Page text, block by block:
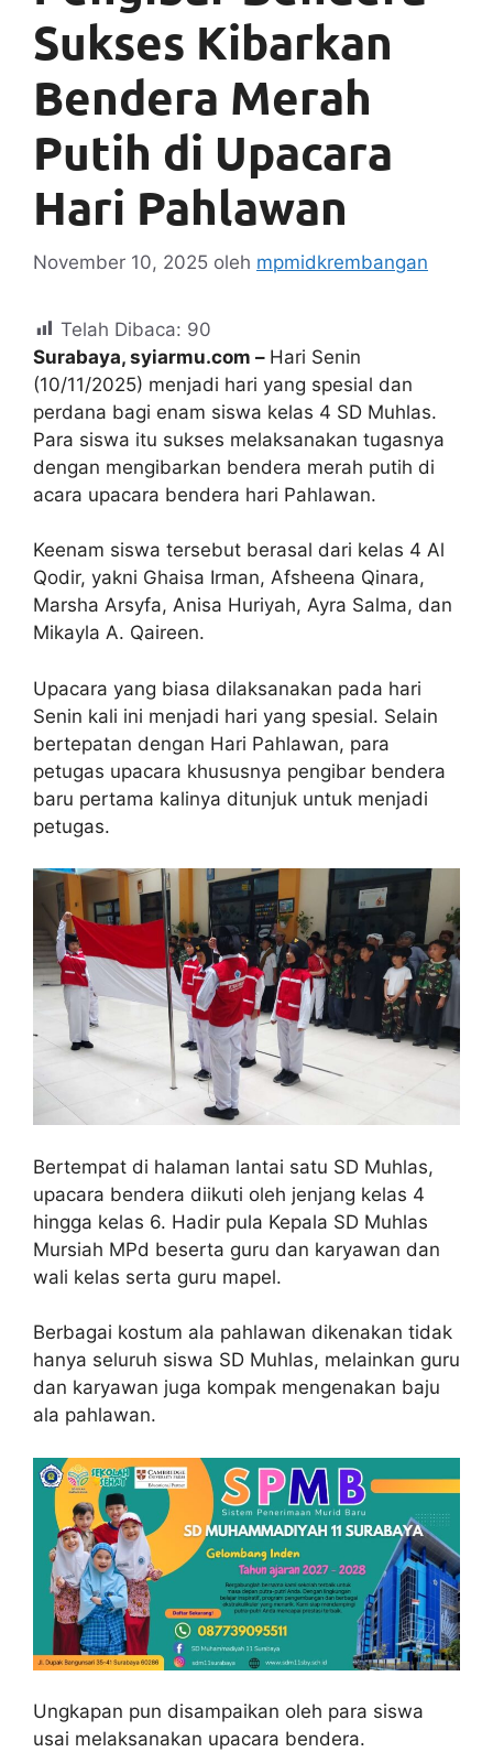
Sukses Kibarkan
Bendera Merah
Putih di Upacara
Hari Pahlawan
November 10, 2025 oleh mpmidkrembangan
Telah Dibaca: 90
Surabaya, syiarmu.com – Hari Senin
(10/11/2025) menjadi hari yang spesial dan
perdana bagi enam siswa kelas 4 SD Muhlas.
Para siswa itu sukses melaksanakan tugasnya
dengan mengibarkan bendera merah putih di
acara upacara bendera hari Pahlawan.
Keenam siswa tersebut berasal dari kelas 4 Al
Qodir, yakni Ghaisa Irman, Afsheena Qinara,
Marsha Arsyfa, Anisa Huriyah, Ayra Salma, dan
Mikayla A. Qaireen.
Upacara yang biasa dilaksanakan pada hari
Senin kali ini menjadi hari yang spesial. Selain
bertepatan dengan Hari Pahlawan, para
petugas upacara khususnya pengibar bendera
baru pertama kalinya ditunjuk untuk menjadi
petugas.
Bertempat di halaman lantai satu SD Muhlas,
upacara bendera diikuti oleh jenjang kelas 4
hingga kelas 6. Hadir pula Kepala SD Muhlas
Mursiah MPd beserta guru dan karyawan dan
wali kelas serta guru mapel.
Berbagai kostum ala pahlawan dikenakan tidak
hanya seluruh siswa SD Muhlas, melainkan guru
dan karyawan juga kompak mengenakan baju
ala pahlawan.
Ungkapan pun disampaikan oleh para siswa
usai melaksanakan upacara bendera.